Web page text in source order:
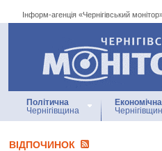
Інформ-агенція «Чернігівський
Інформ-агенція
«Чернігівський
Політична
Чернігівщина
Економічна
ВІДПОЧИНОК